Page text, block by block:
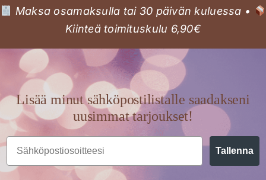
Maksa osamaksulla tai 30 päivän kuluessa •
Kiinteä toimituskulu 6,90€
Lisää minut sähköpostilistalle saadakseni
uusimmat tarjoukset!
Email
Tallenna